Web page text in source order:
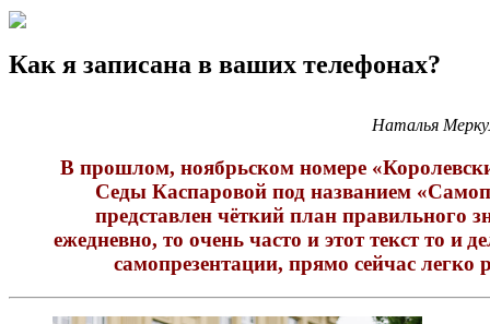
Как я записана в ваших телефонах?
Наталья
В прошлом, ноябрьском номере
Седы Каспаровой под названием
представлен чёткий план правильного
ежедневно, то очень часто и этот текст то и
самопрезентации, прямо сейчас